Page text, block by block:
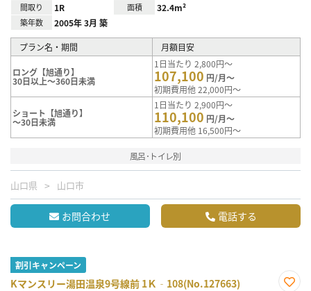
間取り 1R 面積 32.4m²
築年数 2005年 3月 築
プラン名・期間 月額目安
ロング【旭通り】
30日以上～360日未満
1日当たり 2,800円～
107,100 円/月～
初期費用他 22,000円～
ショート【旭通り】
～30日未満
1日当たり 2,900円～
110,100 円/月～
初期費用他 16,500円～
風呂･トイレ別
山口県 山口市
お問合わせ 電話する
割引キャンペーン
Kマンスリー湯田温泉9号線前 1Ｋ‐108(No.127663)